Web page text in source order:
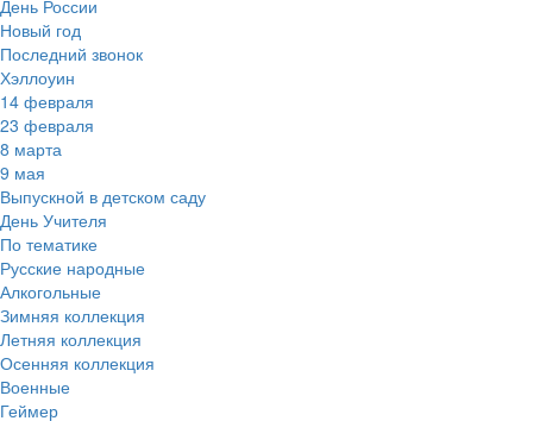
День России
Новый год
Последний звонок
Хэллоуин
14 февраля
23 февраля
8 марта
9 мая
Выпускной в детском саду
День Учителя
По тематике
Русские народные
Алкогольные
Зимняя коллекция
Летняя коллекция
Осенняя коллекция
Военные
Геймер